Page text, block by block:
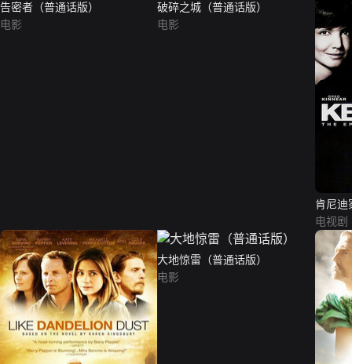
告密者（普通话版）
电影
破碎之城（普通话版）
电影
肯尼迪
电视剧
大地惊雷（普通话版）
电影